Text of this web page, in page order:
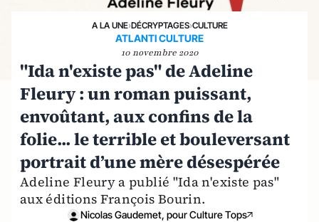
A LA UNE›DÉCRYPTAGES›CULTURE
ATLANTI CULTURE
10 novembre 2020
"Ida n'existe pas" de Adeline
Fleury : un roman puissant,
envoûtant, aux confins de la
folie... le terrible et bouleversant
portrait d’une mère désespérée
Adeline Fleury a publié "Ida n'existe pas"
aux éditions François Bourin.
Nicolas Gaudemet, pour Culture Tops